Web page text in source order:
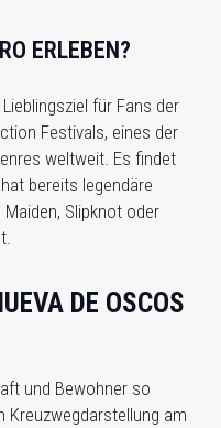
ERLEBEN?
für Fans der
Festivals, eines der
weltweit. Es findet
bereits legendäre
Slipknot oder
DE OSCOS
und Bewohner so
Kreuzwegdarstellung am